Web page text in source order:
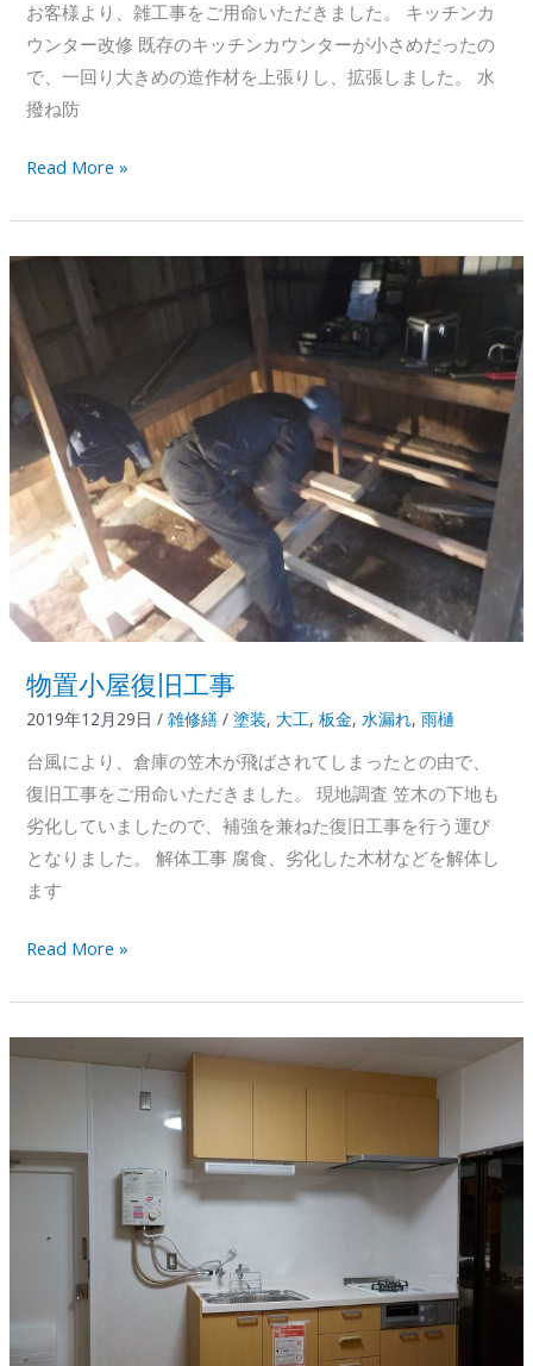
お客様より、雑工事をご用命いただきました。 キッチンカ
ウンター改修 既存のキッチンカウンターが小さめだったの
で、一回り大きめの造作材を上張りし、拡張しました。 水
撥ね防
リ
ベ
ー
ョ
ン
済
み
中
古
分
譲
ン
シ
ョ
ン
追
加
雑
工
事
Read More »
物置小屋復旧工事
2019年12月29日/雑修繕 /塗装, 大工,板金,水漏れ,雨樋
台風により、倉庫の笠木が飛ばされてしまったとの由で、
復旧工事をご用命いただきました。 現地調査 笠木の下地も
劣化していましたので、補強を兼ねた復旧工事を行う運び
となりました。 解体工事 腐食、劣化した木材などを解体し
ます
物
屋
事
Read More »